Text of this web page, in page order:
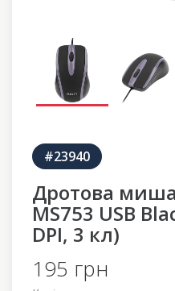
#23940
Дротова миша
MS753 USB
DPI, 3 кл)
195 грн